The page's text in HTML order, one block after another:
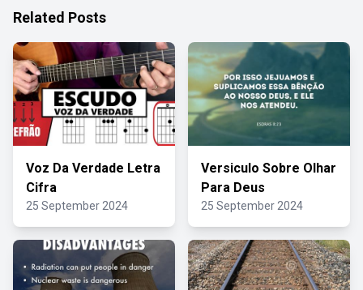
Related Posts
Voz Da Verdade Letra
Cifra
25 September 2024
Versiculo Sobre Olhar
Para Deus
25 September 2024